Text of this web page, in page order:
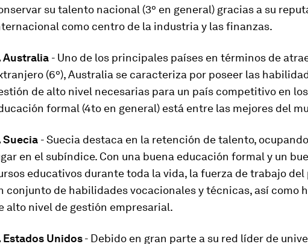
su talento nacional (3º en general) gracias a su
como centro de la industria y las finanzas.
Australia - Uno de los principales países en términos de
(6º), Australia se caracteriza por poseer las
de alto nivel necesarias para un país competitivo en
formal (4to en general) está entre las mejores del
Suecia - Suecia destaca en la retención de talento,
en el subíndice. Con una buena educación formal y un
educativos durante toda la vida, la fuerza de trabajo del
conjunto de habilidades vocacionales y técnicas, así como
alto nivel de gestión empresarial.
Estados Unidos- Debido en gran parte a su red líder de